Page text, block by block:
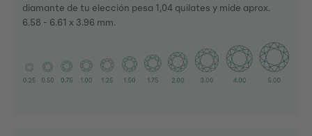
diamante de tu elección pesa 1,04 quilates y mide aprox.
6.58 - 6.61 x 3.96 mm.